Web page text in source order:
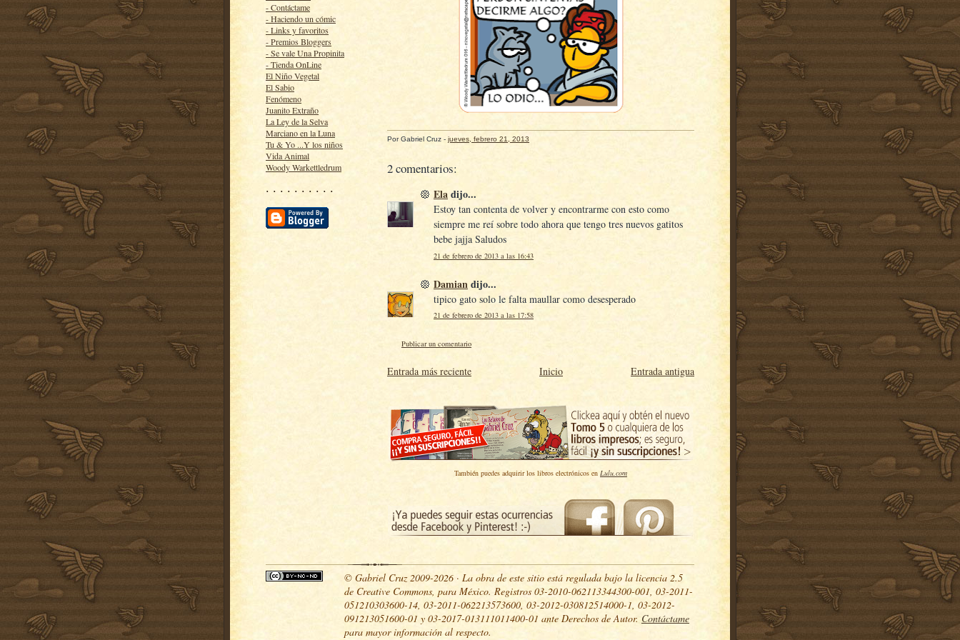
- Contáctame
- Haciendo un cómic
- Links y favoritos
- Premios Bloggers
- Se vale Una Propinita
- Tienda OnLine
El Niño Vegetal
El Sabio
Fenómeno
Juanito Extraño
La Ley de la Selva
Marciano en la Luna
Tu & Yo ...Y los niños
Vida Animal
Woody Warkettledrum
· · · · · · · · · ·
PorGabriel Cruz - jueves, febrero 21, 2013
2 comentarios:
Eladijo...
Estoy tan contenta de volver y encontrarme con esto como
siempre me reí sobre todo ahora que tengo tres nuevos gatitos
bebe jajja Saludos
21 de febrero de 2013 a las 16:43
Damiandijo...
tipico gato solo le falta maullar como desesperado
21 de febrero de 2013 a las 17:58
Publicar un comentario
Entrada más reciente Entrada antigua
Inicio
También puedes adquirir los libros electrónicos en Lulu.com
© Gabriel Cruz 2009-2026 · La obra de este sitio está regulada bajo la licencia 2.5
de Creative Commons, para México. Registros 03-2010-062113344300-001, 03-2011-
051210303600-14, 03-2011-062213573600, 03-2012-030812514000-1, 03-2012-
091213051600-01 y 03-2017-013111011400-01 ante Derechos de Autor. Contáctame
para mayor información al respecto.